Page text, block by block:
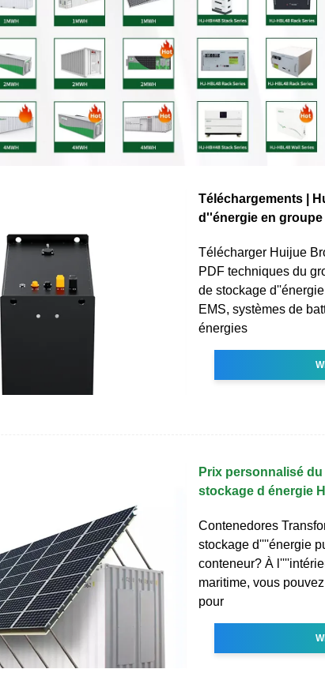
Téléchargements |
d''énergie en groupe
Télécharger Huijue
PDF techniques du
de stockage
EMS, systèmes de
énergies
Prix personnalisé
stockage d énergie
Contenedores
stockage d''''énergie
conteneur? À
maritime, vous
pour